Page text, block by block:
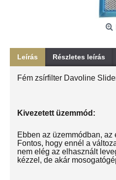
Leírás Részletes leírás
Fém zsírfilter Davoline
Kivezetett üzemmód:
Ebben az üzemmódban,
Fontos, hogy ennél a
nem elég az elhasznált
kézzel, de akár